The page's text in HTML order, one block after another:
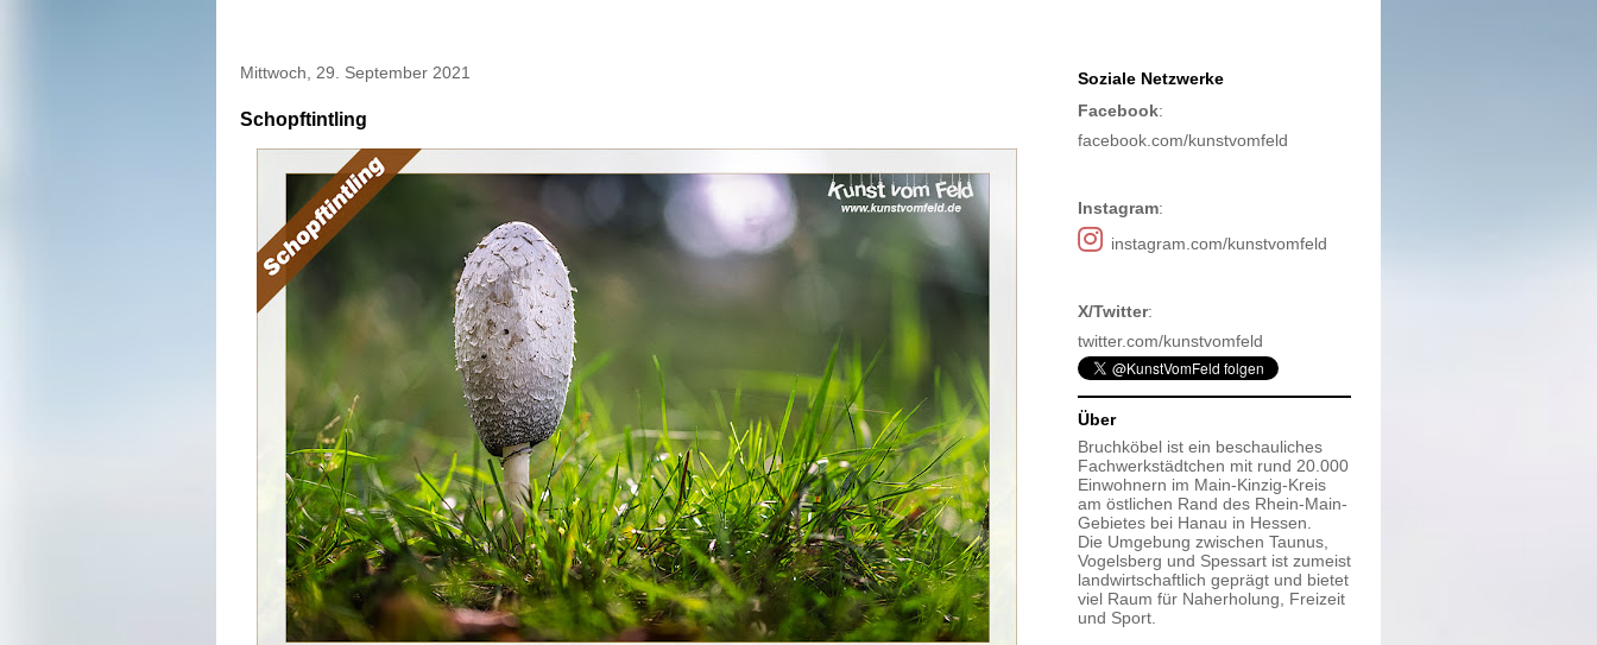
Mittwoch, 29. September 2021
Schopftintling
Soziale Netzwerke
Facebook:
facebook.com/kunstvomfeld
Instagram:
instagram.com/kunstvomfeld
X/Twitter:
twitter.com/kunstvomfeld
Über
Bruchköbel ist ein beschauliches
Fachwerkstädtchen mit rund 20.000
Einwohnern im Main-Kinzig-Kreis
am östlichen Rand des Rhein-Main-
Gebietes bei Hanau in Hessen.
Die Umgebung zwischen Taunus,
Vogelsberg und Spessart ist zumeist
landwirtschaftlich geprägt und bietet
viel Raum für Naherholung, Freizeit
und Sport.